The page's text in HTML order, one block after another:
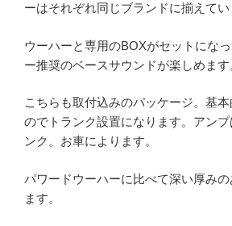
ーはそれぞれ同じブランドに揃えてい
ウーハーと専用のBOXがセットにな
ー推奨のベースサウンドが楽しめます
こちらも取付込みのパッケージ。基
のでトランク設置になります。アン
ンク。お車によります。
パワードウーハーに比べて深い厚み
ます。